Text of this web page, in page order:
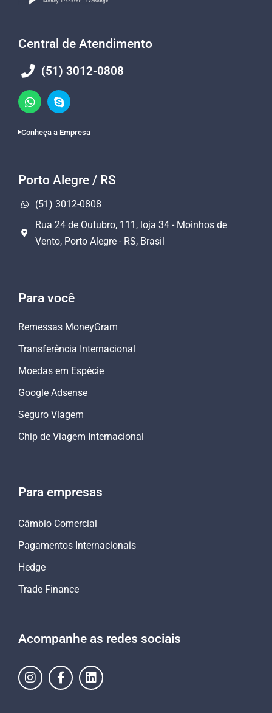
Central de Atendimento
(51) 3012-0808
Conheça a Empresa
Porto Alegre / RS
(51) 3012-0808
Rua 24 de Outubro, 111, loja 34 - Moinhos de
Vento, Porto Alegre - RS, Brasil
Para você
Remessas MoneyGram
Transferência Internacional
Moedas em Espécie
Google Adsense
Seguro Viagem
Chip de Viagem Internacional
Para empresas
Câmbio Comercial
Pagamentos Internacionais
Hedge
Trade Finance
Acompanhe as redes sociais